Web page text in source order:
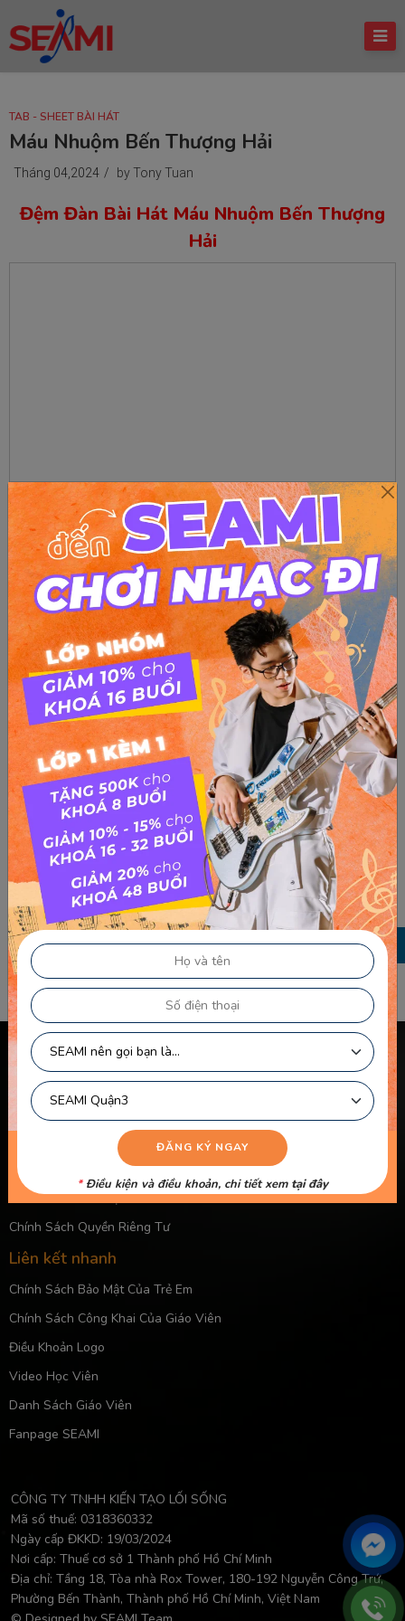
TAB - SHEET BÀI HÁT
Máu Nhuộm Bến Thượng Hải
Tháng 04,2024 / by Tony Tuan
Đệm Đàn Bài Hát Máu Nhuộm Bến Thượng
Hải
Mau nhuom bai_thuong_hai fromSEAMI
TRƯỚC
Mưa Hồng
SAU
Nụ Cười Trong Mắt Em
Chính sách & điều khoản
Thông Tin Chủ Sở Hữu Website
Điều Khoản Dành Cho Học Viên Và Gia Sư – Giảng Viên
Điều khoản Dành cho HLV-Giáo Viên
Chính Sách Sử Dụng Cookie
Chính Sách Bảo Mật
Chính Sách Quyền Riêng Tư
Liên kết nhanh
Chính Sách Bảo Mật Của Trẻ Em
Chính Sách Công Khai Của Giáo Viên
Điều Khoản Logo
Video Học Viên
Danh Sách Giáo Viên
Fanpage SEAMI
CÔNG TY TNHH KIẾN TẠO LỐI SỐNG
Mã số thuế: 0318360332
Ngày cấp ĐKKD: 19/03/2024
Nơi cấp: Thuế cơ sở 1 Thành phố Hồ Chí Minh
Địa chỉ: Tầng 18, Tòa nhà Rox Tower, 180-192 Nguyễn Công Trứ,
Phường Bến Thành, Thành phố Hồ Chí Minh, Việt Nam
*Điều kiện và điều khoản, chi tiết xem tại đây